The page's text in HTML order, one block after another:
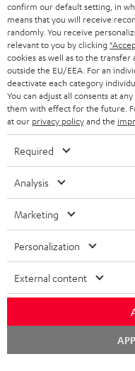
SMART HOME
BLUETOOTH-
KOPFHÖRER
BLUETOOTH-KOPFHÖRER
LAUTSPRECHER
ULTIMA-SERIE
IN-EAR-KOPFHÖRER
FANSHOP
NEUHEITEN
GESCHÄFTSKUNDEN
PARTNERPROGRAMM
BLOG
NEWSLETTER
STORES
DEINE VORTEILE BEI TEUFEL
TEUFEL STORY
UNSER MANAGEMENT
ÖSTERREICH
SCHWEIZ
NIEDERLANDE
BELGIEN
POLEN
ITALIEN
WEITERE LÄNDER
Technische Änderungen,
Fotos abgebildete Zubehör ist
Datenschutz
confirm our default setting, in
means that you will receive
randomly. You receive
relevant to you by clicking
cookies as well as to the
outside the EU/EEA. For an
deactivate each category
You can adjust all consents at
them with effect for the future.
at our privacy policyand the
Required
Analysis
Marketing
Personalization
External content